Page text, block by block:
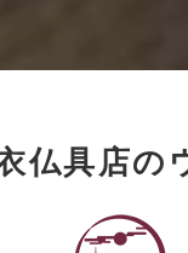
仏具店の